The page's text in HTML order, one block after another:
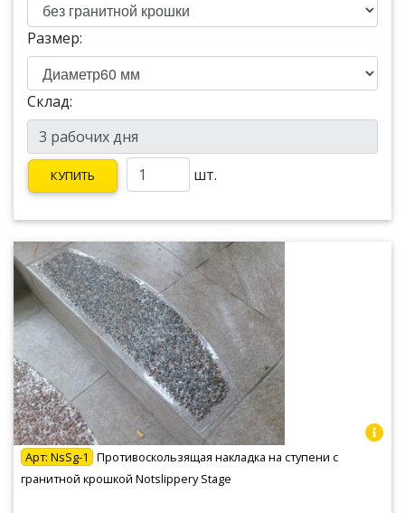
Размер:
Склад:
КУПИТЬ шт.
Арт: NsSg-1
Противоскользящая накладка на ступени с
гранитной крошкой Notslippery Stage